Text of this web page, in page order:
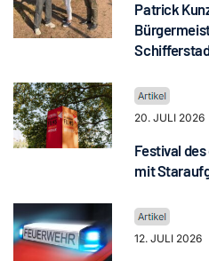
Patrick
20. JULI 2026
Festival
mit
12. JULI 2026